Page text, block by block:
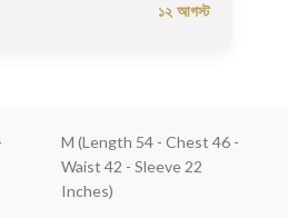
১২ আগস্ট
M (Length 54 - Chest 46 -
Waist 42 - Sleeve 22
Inches)